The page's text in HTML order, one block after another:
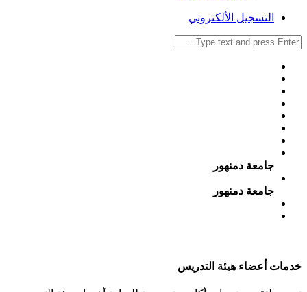
التسجيل الألكتروني
جامعة دمنهور
جامعة دمنهور
خدمات أعضاء هيئة التدريس